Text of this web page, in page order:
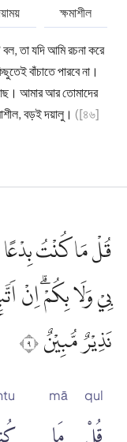
ক্ষমাশীল
তা যদি আমি রচনা করে
বাঁচাতে পারবে না।
আমার আর তোমাদের
বড়ই দয়ালু। ([৪৬]
قُلْ مَا كُنْتُ
بِيْ وَلَا بِكُمْۗ اِنْ
نَذِيْرٌ مُّبِيْنٌ ٩
qul
قُلْ
mā
مَا